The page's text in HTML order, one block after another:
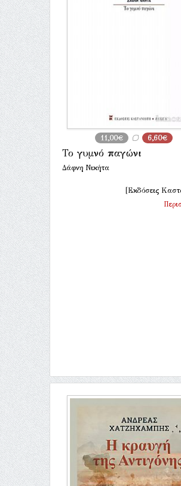
11,00€ 6,60€
Το γυμνό παγώνι
Δάφνη Νικήτα
[Εκδόσεις